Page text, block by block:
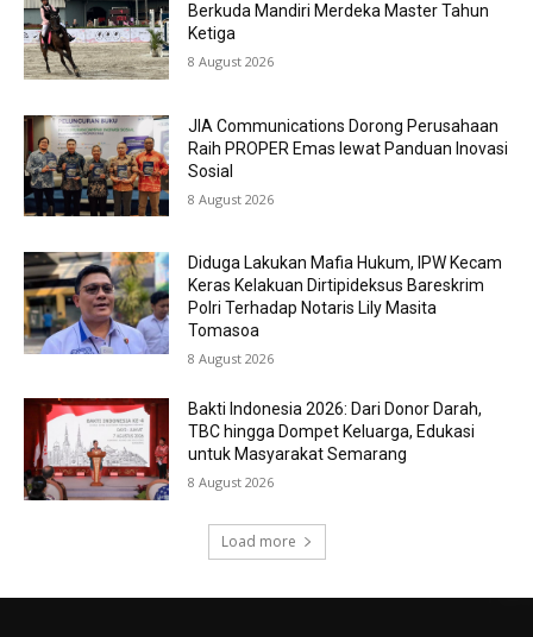
Berkuda Mandiri Merdeka Master Tahun
Ketiga
8 August 2026
JIA Communications Dorong Perusahaan
Raih PROPER Emas lewat Panduan Inovasi
Sosial
8 August 2026
Diduga Lakukan Mafia Hukum, IPW Kecam
Keras Kelakuan Dirtipideksus Bareskrim
Polri Terhadap Notaris Lily Masita
Tomasoa
8 August 2026
Bakti Indonesia 2026: Dari Donor Darah,
TBC hingga Dompet Keluarga, Edukasi
untuk Masyarakat Semarang
8 August 2026
Load more